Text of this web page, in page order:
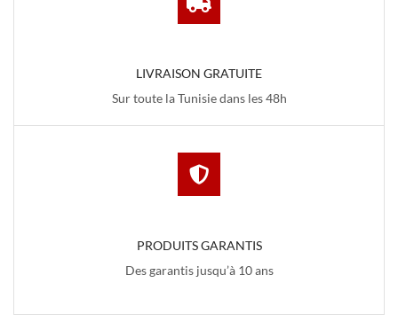
LIVRAISON GRATUITE
Sur toute la Tunisie dans les 48h
PRODUITS GARANTIS
Des garantis jusqu’à 10 ans